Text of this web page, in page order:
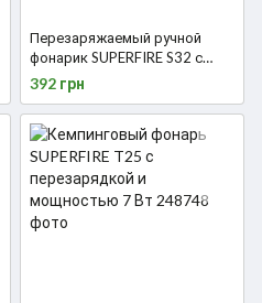
Перезаряжаемый ручной
фонарик SUPERFIRE S32 с
мощностью 5 Вт
392 грн